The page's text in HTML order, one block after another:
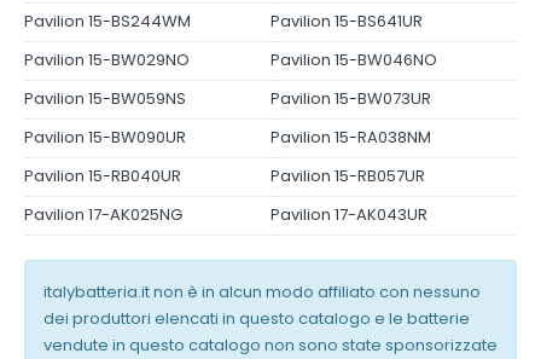
Pavilion 15-BS244WM
Pavilion 15-BS641UR
Pavilion 15-BW029NO
Pavilion 15-BW046NO
Pavilion 15-BW059NS
Pavilion 15-BW073UR
Pavilion 15-BW090UR
Pavilion 15-RA038NM
Pavilion 15-RB040UR
Pavilion 15-RB057UR
Pavilion 17-AK025NG
Pavilion 17-AK043UR
italybatteria.it non è in alcun modo affiliato con nessuno
dei produttori elencati in questo catalogo e le batterie
vendute in questo catalogo non sono state sponsorizzate